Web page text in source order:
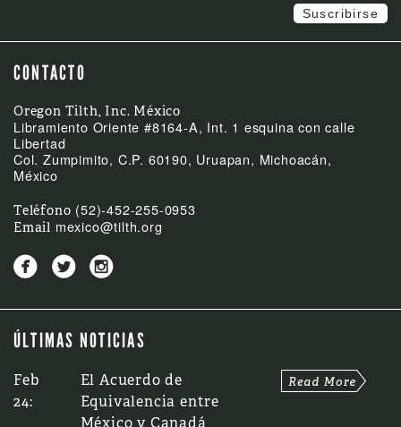
CONTACTO
Oregon Tilth, Inc. México
Libramiento Oriente #8164-A, Int. 1 esquina con calle
Libertad
Col. Zumpimito, C.P. 60190, Uruapan, Michoacán,
México
Teléfono (52)-452-255-0953
Email mexico@tilth.org
  
ÚLTIMAS NOTICIAS
Feb
24:
El Acuerdo de
Equivalencia entre
México y Canadá